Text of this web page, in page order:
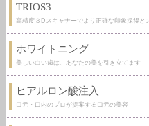
TRIOS3
高精度３Dスキャナーでより正確な印象採得と
ホワイトニング
美しい白い歯は、あなたの美を引き立てます
ヒアルロン酸注入
口元・口内のプロが提案する口元の美容